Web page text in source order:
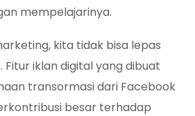
mempelajarinya.
kita tidak bisa lepas
Fitur iklan digital yang dibuat
transormasi dari Facebook
besar terhadap